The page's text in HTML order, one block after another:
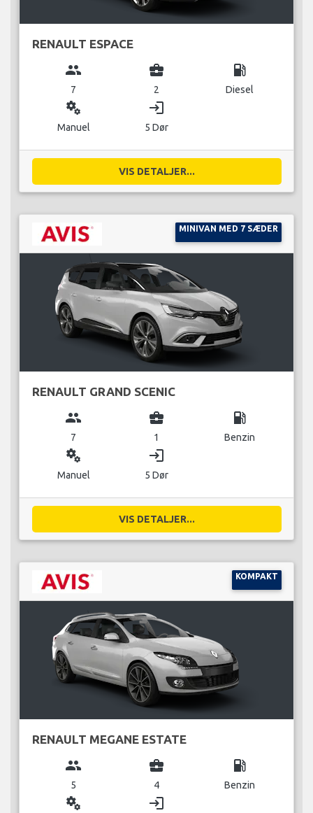
RENAULT ESPACE
group
7
business_center
2
local_gas_station
Diesel
miscellaneous_services
Manuel
login
5 Dør
VIS DETALJER...
MINIVAN MED 7 SÆDER
RENAULT GRAND SCENIC
group
7
business_center
1
local_gas_station
Benzin
miscellaneous_services
Manuel
login
5 Dør
VIS DETALJER...
KOMPAKT
RENAULT MEGANE ESTATE
group
5
business_center
4
local_gas_station
Benzin
miscellaneous_services login